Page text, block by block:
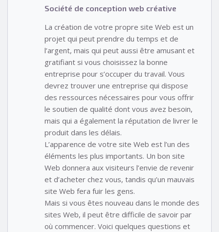
Société de conception web créative
La création de votre propre site Web est un
projet qui peut prendre du temps et de
l’argent, mais qui peut aussi être amusant et
gratifiant si vous choisissez la bonne
entreprise pour s’occuper du travail. Vous
devrez trouver une entreprise qui dispose
des ressources nécessaires pour vous offrir
le soutien de qualité dont vous avez besoin,
mais qui a également la réputation de livrer le
produit dans les délais.
L’apparence de votre site Web est l’un des
éléments les plus importants. Un bon site
Web donnera aux visiteurs l’envie de revenir
et d’acheter chez vous, tandis qu’un mauvais
site Web fera fuir les gens.
Mais si vous êtes nouveau dans le monde des
sites Web, il peut être difficile de savoir par
où commencer. Voici quelques questions et